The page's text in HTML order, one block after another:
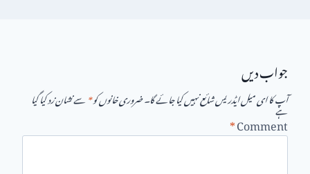
جواب دیں
آپ کا ای میل ایڈریس شائع نہیں کیا جائے گا۔ضروری خانوں کو*سے نشان زد کیا گیا ہے
Comment
*